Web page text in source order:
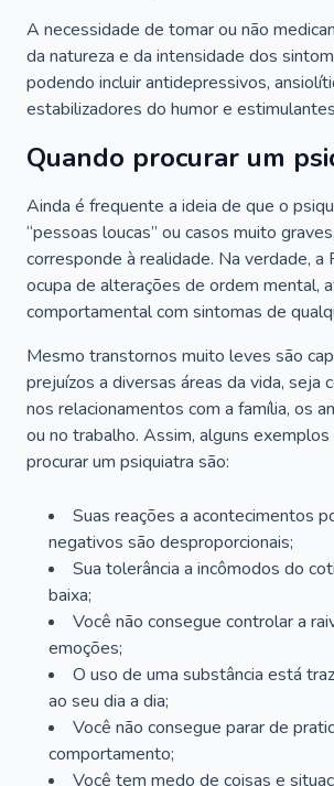
A necessidade de tomar ou não
da natureza e da intensidade dos
podendo incluir antidepressivos,
estabilizadores do humor e
Quando procurar um
Ainda é frequente a ideia de que o
“pessoas loucas” ou casos muito
corresponde à realidade. Na verdade, a
ocupa de alterações de ordem mental,
comportamental com sintomas de
Mesmo transtornos muito leves são
prejuízos a diversas áreas da vida, seja
nos relacionamentos com a família, os
ou no trabalho. Assim, alguns
procurar um psiquiatra são:
Suas reações a acontecimentos
negativos são desproporcionais;
Sua tolerância a incômodos do
baixa;
Você não consegue controlar a
emoções;
O uso de uma substância está
ao seu dia a dia;
Você não consegue parar de
comportamento;
Você tem medo de coisas e